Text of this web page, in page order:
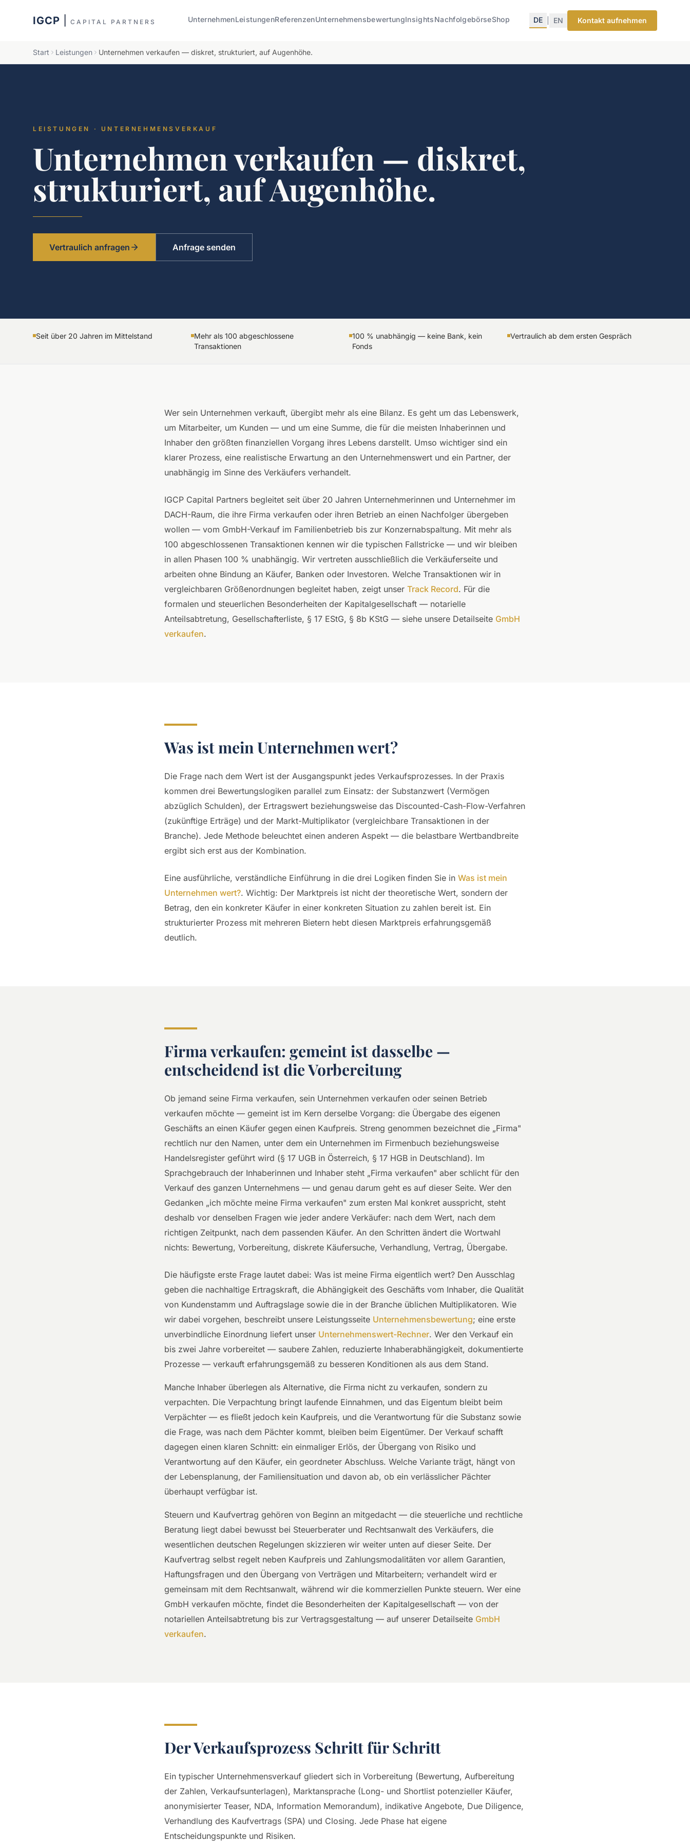
IGCP CAPITAL PARTNERS UnternehmenLeistungenReferenzenUnternehmensbewertungInsightsNachfolgebörseShop DE EN Kontakt aufnehmen
Start Leistungen Unternehmen verkaufen — diskret, strukturiert, auf Augenhöhe.
LEISTUNGEN · UNTERNEHMENSVERKAUF
Unternehmen verkaufen — diskret,
strukturiert, auf Augenhöhe.
Vertraulich anfragen Anfrage senden
Seit über 20 Jahren im Mittelstand
Mehr als 100 abgeschlossene
Transaktionen
100 % unabhängig — keine Bank, kein
Fonds
Vertraulich ab dem ersten Gespräch
Wer sein Unternehmen verkauft, übergibt mehr als eine Bilanz. Es geht um das Lebenswerk,
um Mitarbeiter, um Kunden — und um eine Summe, die für die meisten Inhaberinnen und
Inhaber den größten finanziellen Vorgang ihres Lebens darstellt. Umso wichtiger sind ein
klarer Prozess, eine realistische Erwartung an den Unternehmenswert und ein Partner, der
unabhängig im Sinne des Verkäufers verhandelt.
IGCP Capital Partners begleitet seit über 20 Jahren Unternehmerinnen und Unternehmer im
DACH-Raum, die ihre Firma verkaufen oder ihren Betrieb an einen Nachfolger übergeben
wollen — vom GmbH-Verkauf im Familienbetrieb bis zur Konzernabspaltung. Mit mehr als
100 abgeschlossenen Transaktionen kennen wir die typischen Fallstricke — und wir bleiben
in allen Phasen 100 % unabhängig. Wir vertreten ausschließlich die Verkäuferseite und
arbeiten ohne Bindung an Käufer, Banken oder Investoren. Welche Transaktionen wir in
vergleichbaren Größenordnungen begleitet haben, zeigt unser Track Record. Für die
formalen und steuerlichen Besonderheiten der Kapitalgesellschaft — notarielle
Anteilsabtretung, Gesellschafterliste, § 17 EStG, § 8b KStG — siehe unsere Detailseite GmbH
verkaufen.
Was ist mein Unternehmen wert?
Die Frage nach dem Wert ist der Ausgangspunkt jedes Verkaufsprozesses. In der Praxis
kommen drei Bewertungslogiken parallel zum Einsatz: der Substanzwert (Vermögen
abzüglich Schulden), der Ertragswert beziehungsweise das Discounted-Cash-Flow-Verfahren
(zukünftige Erträge) und der Markt-Multiplikator (vergleichbare Transaktionen in der
Branche). Jede Methode beleuchtet einen anderen Aspekt — die belastbare Wertbandbreite
ergibt sich erst aus der Kombination.
Eine ausführliche, verständliche Einführung in die drei Logiken finden Sie in Was ist mein
Unternehmen wert?. Wichtig: Der Marktpreis ist nicht der theoretische Wert, sondern der
Betrag, den ein konkreter Käufer in einer konkreten Situation zu zahlen bereit ist. Ein
strukturierter Prozess mit mehreren Bietern hebt diesen Marktpreis erfahrungsgemäß
deutlich.
Firma verkaufen: gemeint ist dasselbe —
entscheidend ist die Vorbereitung
Ob jemand seine Firma verkaufen, sein Unternehmen verkaufen oder seinen Betrieb
verkaufen möchte — gemeint ist im Kern derselbe Vorgang: die Übergabe des eigenen
Geschäfts an einen Käufer gegen einen Kaufpreis. Streng genommen bezeichnet die „Firma"
rechtlich nur den Namen, unter dem ein Unternehmen im Firmenbuch beziehungsweise
Handelsregister geführt wird (§ 17 UGB in Österreich, § 17 HGB in Deutschland). Im
Sprachgebrauch der Inhaberinnen und Inhaber steht „Firma verkaufen" aber schlicht für den
Verkauf des ganzen Unternehmens — und genau darum geht es auf dieser Seite. Wer den
Gedanken „ich möchte meine Firma verkaufen" zum ersten Mal konkret ausspricht, steht
deshalb vor denselben Fragen wie jeder andere Verkäufer: nach dem Wert, nach dem
richtigen Zeitpunkt, nach dem passenden Käufer. An den Schritten ändert die Wortwahl
nichts: Bewertung, Vorbereitung, diskrete Käufersuche, Verhandlung, Vertrag, Übergabe.
Die häufigste erste Frage lautet dabei: Was ist meine Firma eigentlich wert? Den Ausschlag
geben die nachhaltige Ertragskraft, die Abhängigkeit des Geschäfts vom Inhaber, die Qualität
von Kundenstamm und Auftragslage sowie die in der Branche üblichen Multiplikatoren. Wie
wir dabei vorgehen, beschreibt unsere Leistungsseite Unternehmensbewertung; eine erste
unverbindliche Einordnung liefert unser Unternehmenswert-Rechner. Wer den Verkauf ein
bis zwei Jahre vorbereitet — saubere Zahlen, reduzierte Inhaberabhängigkeit, dokumentierte
Prozesse — verkauft erfahrungsgemäß zu besseren Konditionen als aus dem Stand.
Manche Inhaber überlegen als Alternative, die Firma nicht zu verkaufen, sondern zu
verpachten. Die Verpachtung bringt laufende Einnahmen, und das Eigentum bleibt beim
Verpächter — es fließt jedoch kein Kaufpreis, und die Verantwortung für die Substanz sowie
die Frage, was nach dem Pächter kommt, bleiben beim Eigentümer. Der Verkauf schafft
dagegen einen klaren Schnitt: ein einmaliger Erlös, der Übergang von Risiko und
Verantwortung auf den Käufer, ein geordneter Abschluss. Welche Variante trägt, hängt von
der Lebensplanung, der Familiensituation und davon ab, ob ein verlässlicher Pächter
überhaupt verfügbar ist.
Steuern und Kaufvertrag gehören von Beginn an mitgedacht — die steuerliche und rechtliche
Beratung liegt dabei bewusst bei Steuerberater und Rechtsanwalt des Verkäufers, die
wesentlichen deutschen Regelungen skizzieren wir weiter unten auf dieser Seite. Der
Kaufvertrag selbst regelt neben Kaufpreis und Zahlungsmodalitäten vor allem Garantien,
Haftungsfragen und den Übergang von Verträgen und Mitarbeitern; verhandelt wird er
gemeinsam mit dem Rechtsanwalt, während wir die kommerziellen Punkte steuern. Wer eine
GmbH verkaufen möchte, findet die Besonderheiten der Kapitalgesellschaft — von der
notariellen Anteilsabtretung bis zur Vertragsgestaltung — auf unserer Detailseite GmbH
verkaufen.
Der Verkaufsprozess Schritt für Schritt
Ein typischer Unternehmensverkauf gliedert sich in Vorbereitung (Bewertung, Aufbereitung
der Zahlen, Verkaufsunterlagen), Marktansprache (Long- und Shortlist potenzieller Käufer,
anonymisierter Teaser, NDA, Information Memorandum), indikative Angebote, Due Diligence,
Verhandlung des Kaufvertrags (SPA) und Closing. Jede Phase hat eigene
Entscheidungspunkte und Risiken.